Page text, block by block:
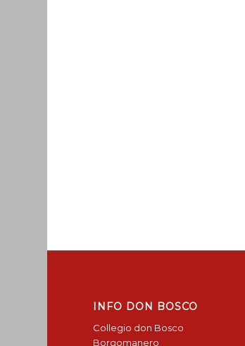
INFO DON BOSCO
Collegio don Bosco
Borgomanero